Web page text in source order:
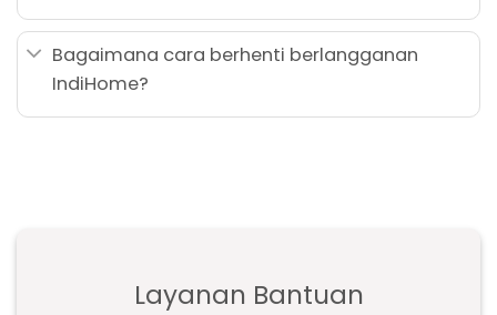
Bagaimana cara berhenti berlangganan
IndiHome?
Layanan Bantuan